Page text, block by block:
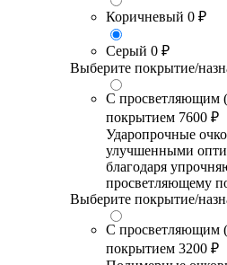
Коричневый 0 ₽
Серый 0 ₽
Выберите покрытие/
С просветляющим
покрытием 7600 ₽
Ударопрочные
улучшенными
благодаря
просветляющему
Выберите покрытие/
С просветляющим
покрытием 3200 ₽